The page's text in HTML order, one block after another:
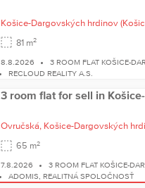
Košice-Dargovských hrdinov
81 m2
8.8.2026
3 ROOM FLAT KOŠICE-
RECLOUD REALITY A.S.
3 room flat for sell in
Ovručská, Košice-Dargovských
65 m2
7.8.2026
3 ROOM FLAT KOŠICE-
ADOMIS, REALITNÁ SPOLOČNOSŤ